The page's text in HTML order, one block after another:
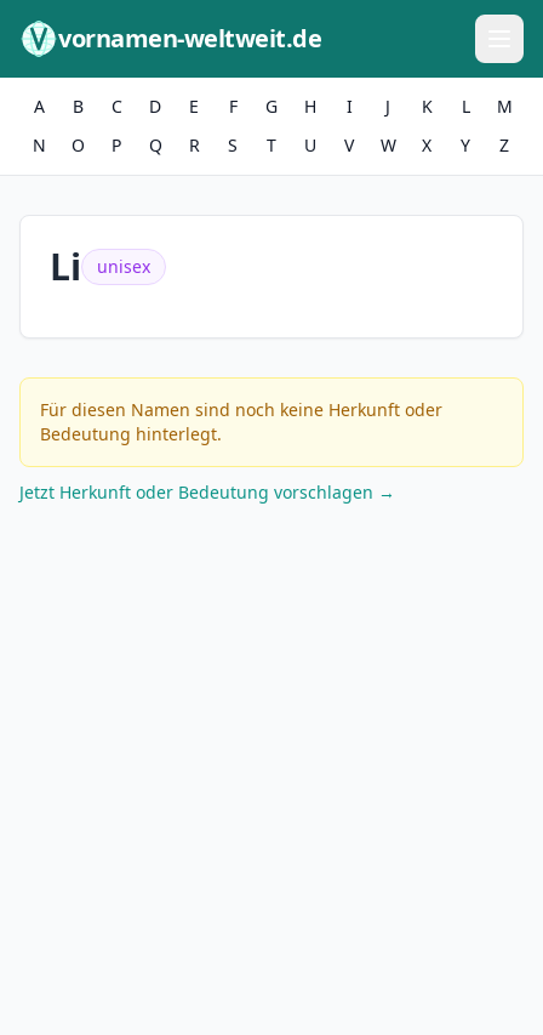
vornamen-weltweit.de
A B C D E F G H I J K L
M
N
O P Q R S T U V W X Y Z
Li unisex
Für diesen Namen sind noch keine Herkunft oder
Bedeutung hinterlegt.
Jetzt Herkunft oder Bedeutung vorschlagen →